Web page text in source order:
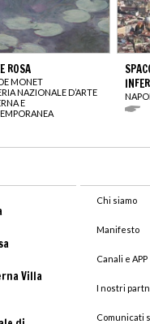
ROSA
MONET
NAZIONALE D’ARTE
E
Villa
Chi siamo
Manifesto
Canali e APP
I nostri
Comunicati